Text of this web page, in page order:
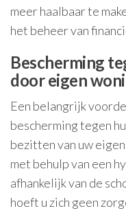
meer haalbaar te
het beheer van
Bescherming
door eigen
Een belangrijk
bescherming tegen
bezitten van uw
met behulp van een
afhankelijk van de
hoeft u zich geen